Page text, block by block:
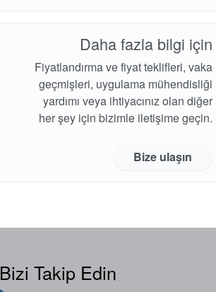
Daha fazla bilgi için
Fiyatlandırma ve fiyat teklifleri, vaka
geçmişleri, uygulama mühendisliği
yardımı veya ihtiyacınız olan diğer
her şey için bizimle iletişime geçin.
Bize ulaşın
Bizi Takip Edin